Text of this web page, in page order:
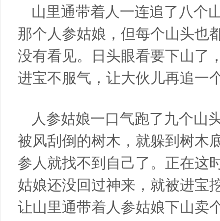
山里通带着人一连追了八个
那个人参姑娘，但每个山头也
没有看见。日头眼看要下山了
进宝不服气，让大伙儿再追一
人参姑娘一口气跑了九个山
被风刮倒的树木，就躲到树木
参人就找不到自己了。正在这
姑娘还没回过神来，就被进宝
让山里通带着人参姑娘下山卖